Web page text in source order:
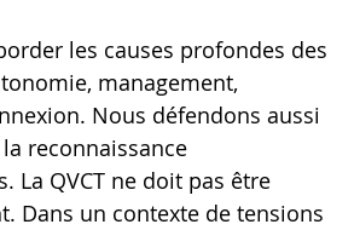
les causes profondes des
management,
Nous défendons aussi
reconnaissance
La QVCT ne doit pas être
Dans un contexte de tensions